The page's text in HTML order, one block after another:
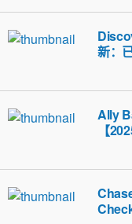
新：
Ally
【